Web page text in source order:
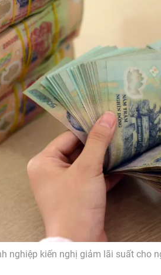
nghiệp kiến nghị giảm lãi suất cho